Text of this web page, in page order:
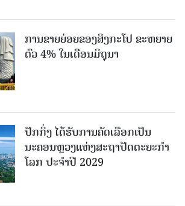
ການຂາຍຍ່ອຍຂອງສິງກະໂປ ຂະຫຍາຍ
ຕົວ 4% ໃນເດືອນມິຖຸນາ
ປັກກິ່ງ ໄດ້ຮັບການຄັດເລືອກເປັນ
ນະຄອນຫຼວງແຫ່ງສະຖາປັດຕະຍະກຳ
ໂລກ ປະຈຳປີ 2029